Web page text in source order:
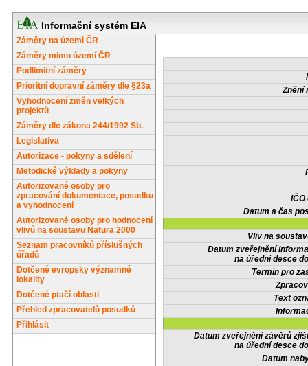
Informační systém EIA
Záměry na území ČR
Záměry mimo území ČR
Podlimitní záměry
Prioritní dopravní záměry dle §23a
Vyhodnocení změn velkých
projektů
Záměry dle zákona 244/1992 Sb.
Legislativa
Autorizace - pokyny a sdělení
Metodické výklady a pokyny
Autorizované osoby pro
zpracování dokumentace, posudku
a vyhodnocení
Autorizované osoby pro hodnocení
vlivů na soustavu Natura 2000
Seznam pracovníků příslušných
úřadů
Dotčené evropsky významné
lokality
Dotčené ptačí oblasti
Přehled zpracovatelů posudků
Přihlásit
Znění
IČO
Datum a čas
Vliv na
Datum zveřejnění
na úřední desce
Termín pro
Text
Datum zveřejnění závěrů
na úřední desce
Datum